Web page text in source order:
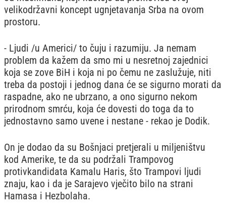
velikodržavni koncept ugnjetavanja Srba na ovom
prostoru.
- Ljudi /u Americi/ to čuju i razumiju. Ja nemam
problem da kažem da smo mi u nesretnoj zajednici
koja se zove BiH i koja ni po čemu ne zaslužuje, niti
treba da postoji i jednog dana će se sigurno morati da
raspadne, ako ne ubrzano, a ono sigurno nekom
prirodnom smrću, koja će dovesti do toga da to
jednostavno samo uvene i nestane - rekao je Dodik.
On je dodao da su Bošnjaci pretjerali u miljeništvu
kod Amerike, te da su podržali Trampovog
protivkandidata Kamalu Haris, što Trampovi ljudi
znaju, kao i da je Sarajevo vječito bilo na strani
Hamasa i Hezbolaha.